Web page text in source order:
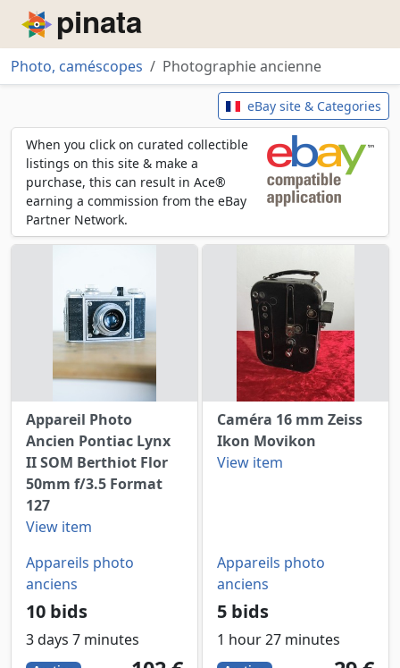
Piñata
Photo, caméscopes
Photographie ancienne
Photographie ancienneeBay site & Categories
When you click on curated collectible
listings on this site & make a
purchase, this can result in Ace®
earning a commission from the eBay
Partner Network.
Appareil Photo
Ancien Pontiac Lynx
II SOM Berthiot Flor
50mm f/3.5 Format
127
View item
Appareils photo
anciens
10 bids
3 days 7 minutes
Caméra 16 mm Zeiss
Ikon Movikon
View item
Appareils photo
anciens
5 bids
1 hour 27 minutes